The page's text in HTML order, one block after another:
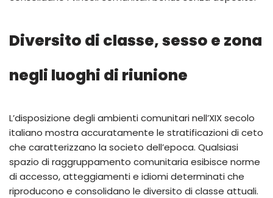
Diversito di classe, sesso e zona
negli luoghi di riunione
L’disposizione degli ambienti comunitari nell’XIX secolo
italiano mostra accuratamente le stratificazioni di ceto
che caratterizzano la societo dell’epoca. Qualsiasi
spazio di raggruppamento comunitaria esibisce norme
di accesso, atteggiamenti e idiomi determinati che
riproducono e consolidano le diversito di classe attuali.